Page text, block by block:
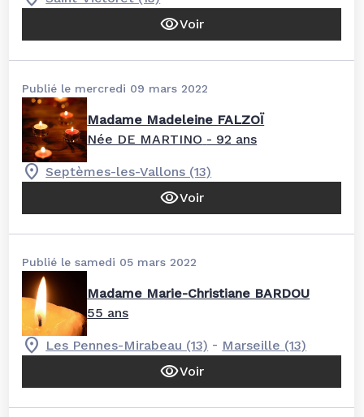
Voir
Publié le mercredi 09 mars 2022
Madame Madeleine FALZOÏ
Née DE MARTINO - 92 ans
Septèmes-les-Vallons (13)
Voir
Publié le samedi 05 mars 2022
Madame Marie-Christiane BARDOU
55 ans
Les Pennes-Mirabeau (13) - Marseille (13)
Voir